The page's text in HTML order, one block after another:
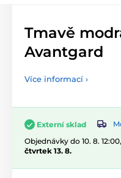
Tmavě
Avantgard
Více informací ›
Externí sklad
Objednávky do 10. 8.
čtvrtek 13. 8.